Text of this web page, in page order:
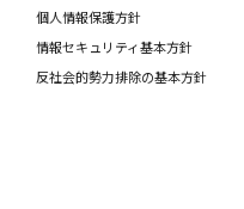
個人情報保護方針
情報セキュリティ基本方針
反社会的勢力排除の基本方針